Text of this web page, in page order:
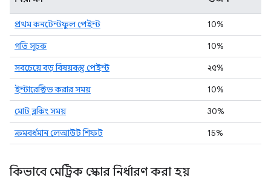
প্রথম কনটেন্টফুল পেইন্ট
10%
গতি সূচক
10%
সবচেয়ে বড় বিষয়বস্তু পেইন্ট
২৫%
ইন্টারেক্টিভ করার সময়
10%
মোট ব্লকিং সময়
30%
ক্রমবর্ধমান লেআউট শিফট
15%
কিভাবে মেট্রিক স্কোর নির্ধারণ করা হয়